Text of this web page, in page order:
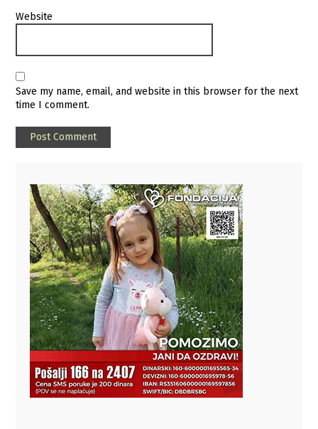
Website
Save my name, email, and website in this browser for the next
time I comment.